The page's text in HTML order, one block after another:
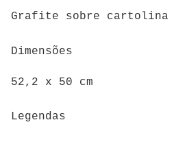
Grafite sobre cartolina
Dimensões
52,2 x 50 cm
Legendas